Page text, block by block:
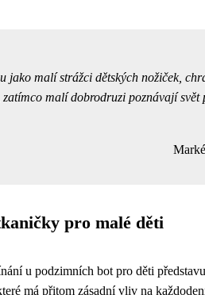
jako malí strážci dětských nožiček,
malí dobrodruzi poznávají svět
pro malé děti
u podzimních bot pro děti
má přitom zásadní vliv na